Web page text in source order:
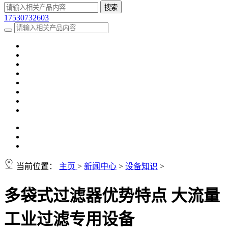
17530732603
当前位置： 主页 > 新闻中心 > 设备知识 >
多袋式过滤器优势特点 大流量
工业过滤专用设备